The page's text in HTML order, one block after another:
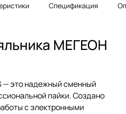
Спецификация
МЕГЕОН
это надежный сменный
пайки. Создано
с электронными